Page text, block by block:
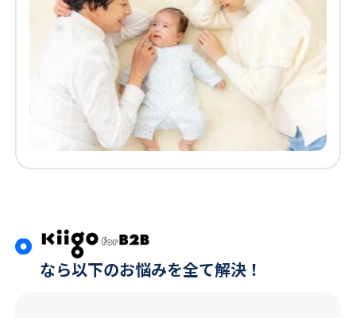
なら以下のお悩みを全て解決！